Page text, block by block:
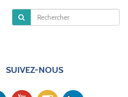
SANTÉ AU TRAVAIL
SUIVEZ-NOUS